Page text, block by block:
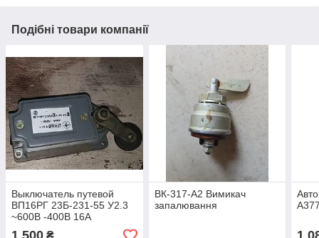
Подібні товари компанії
Выключатель путевой
ВП16РГ 23Б-231-55 У2.3
~600В -400В 16А
ВК-317-А2 Вимикач
запалювання